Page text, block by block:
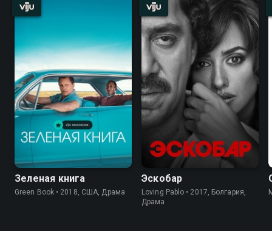
Зеленая книга
Green Book • 2018, США, Драма
Эскобар
Loving Pablo • 2017, Болгария,
Драма